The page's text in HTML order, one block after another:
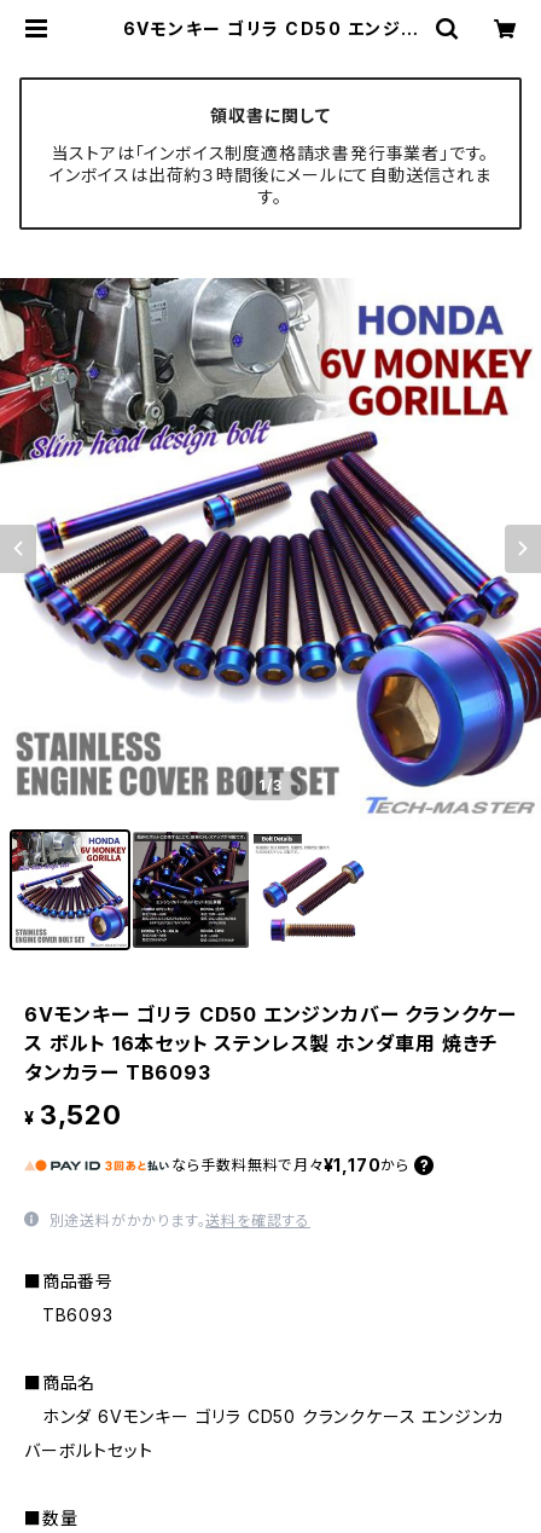
6Vモンキー ゴリラ CD50 エンジン
タンカラー TB6093 | TECH-MA
STER ボルト専門店
領収書に関して
当ストアは「インボイス制度適格請求書発行事業者」です。
インボイスは出荷約３時間後にメールにて自動送信されま
す。
1/3
6Vモンキー ゴリラ CD50 エンジンカバー クランクケー
ス ボルト 16本セット ステンレス製 ホンダ車用 焼きチ
タンカラー TB6093
¥ 3,520
なら 手数料無料で 月々¥1,170から
別途送料がかかります。送料を確認する
■商品番号
TB6093
■商品名
ホンダ 6Vモンキー ゴリラ CD50 クランクケース エンジンカ
バーボルトセット
■数量